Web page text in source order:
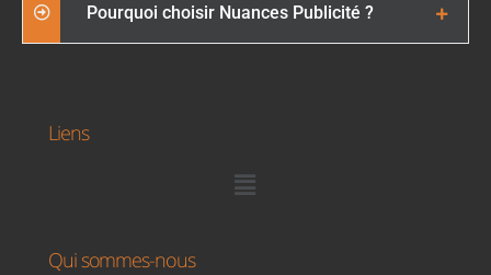
Pourquoi choisir Nuances Publicité ?
Liens
Qui sommes-nous